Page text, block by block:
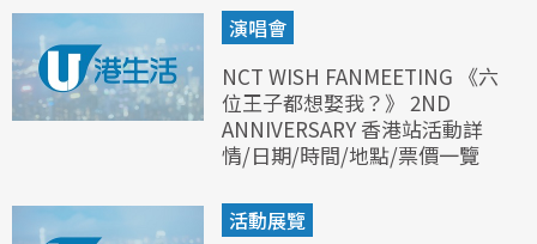
演唱會
NCT WISH FANMEETING 《六
位王子都想娶我？》 2ND
ANNIVERSARY 香港站活動詳
情/日期/時間/地點/票價一覽
活動展覽